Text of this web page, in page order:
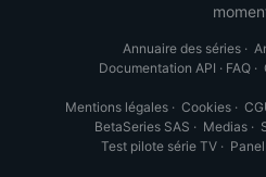
Annuaire des séries·
Documentation API · FAQ ·
Mentions légales · Cookies ·
BetaSeries SAS · Medias·
Test pilote série TV ·